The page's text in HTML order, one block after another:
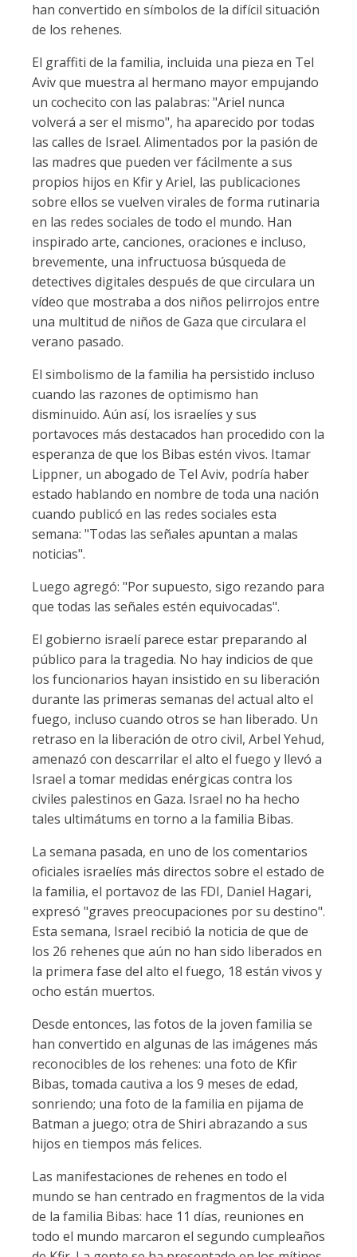
han convertido en símbolos de la difícil situación
de los rehenes.
El graffiti de la familia, incluida una pieza en Tel
Aviv que muestra al hermano mayor empujando
un cochecito con las palabras: "Ariel nunca
volverá a ser el mismo", ha aparecido por todas
las calles de Israel. Alimentados por la pasión de
las madres que pueden ver fácilmente a sus
propios hijos en Kfir y Ariel, las publicaciones
sobre ellos se vuelven virales de forma rutinaria
en las redes sociales de todo el mundo. Han
inspirado arte, canciones, oraciones e incluso,
brevemente, una infructuosa búsqueda de
detectives digitales después de que circulara un
vídeo que mostraba a dos niños pelirrojos entre
una multitud de niños de Gaza que circulara el
verano pasado.
El simbolismo de la familia ha persistido incluso
cuando las razones de optimismo han
disminuido. Aún así, los israelíes y sus
portavoces más destacados han procedido con la
esperanza de que los Bibas estén vivos. Itamar
Lippner, un abogado de Tel Aviv, podría haber
estado hablando en nombre de toda una nación
cuando publicó en las redes sociales esta
semana: "Todas las señales apuntan a malas
noticias".
Luego agregó: "Por supuesto, sigo rezando para
que todas las señales estén equivocadas".
El gobierno israelí parece estar preparando al
público para la tragedia. No hay indicios de que
los funcionarios hayan insistido en su liberación
durante las primeras semanas del actual alto el
fuego, incluso cuando otros se han liberado. Un
retraso en la liberación de otro civil, Arbel Yehud,
amenazó con descarrilar el alto el fuego y llevó a
Israel a tomar medidas enérgicas contra los
civiles palestinos en Gaza. Israel no ha hecho
tales ultimátums en torno a la familia Bibas.
La semana pasada, en uno de los comentarios
oficiales israelíes más directos sobre el estado de
la familia, el portavoz de las FDI, Daniel Hagari,
expresó "graves preocupaciones por su destino".
Esta semana, Israel recibió la noticia de que de
los 26 rehenes que aún no han sido liberados en
la primera fase del alto el fuego, 18 están vivos y
ocho están muertos.
Desde entonces, las fotos de la joven familia se
han convertido en algunas de las imágenes más
reconocibles de los rehenes: una foto de Kfir
Bibas, tomada cautiva a los 9 meses de edad,
sonriendo; una foto de la familia en pijama de
Batman a juego; otra de Shiri abrazando a sus
hijos en tiempos más felices.
Las manifestaciones de rehenes en todo el
mundo se han centrado en fragmentos de la vida
de la familia Bibas: hace 11 días, reuniones en
todo el mundo marcaron el segundo cumpleaños